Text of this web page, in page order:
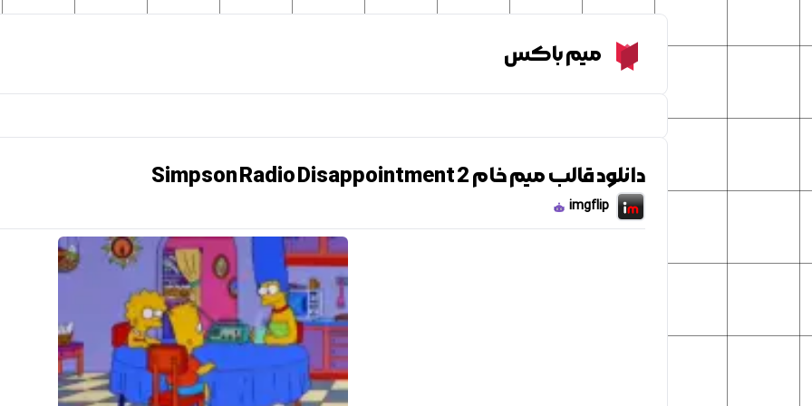
Meme Boxمیم باکس
دانلود قالب میم خام Simpson Radio Disappointment 2
imgflip